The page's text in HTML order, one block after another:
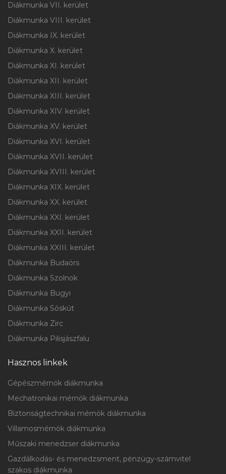
Diákmunka VII. kerület
Diákmunka VIII. kerület
Diákmunka IX. kerület
Diákmunka X. kerület
Diákmunka XI. kerület
Diákmunka XII. kerület
Diákmunka XIII. kerület
Diákmunka XIV. kerület
Diákmunka XV. kerület
Diákmunka XVI. kerület
Diákmunka XVII. kerület
Diákmunka XVIII. kerület
Diákmunka XIX. kerület
Diákmunka XX. kerület
Diákmunka XXI. kerület
Diákmunka XXII. kerület
Diákmunka XXIII. kerület
Diákmunka Budaörs
Diákmunka Szolnok
Diákmunka Bugyi
Diákmunka Sóskút
Diákmunka Zirc
Diákmunka Pilisjászfalu
Hasznos linkek
Gépészmérnök diákmunka
Mechatronikai mérnök diákmunka
Biztonságtechnikai mérnök diákmunka
Villamosmérnök diákmunka
Műszaki menedzser diákmunka
Gazdálkodás- és menedzsment, pénzügy-számvitel
szakos diákmunka